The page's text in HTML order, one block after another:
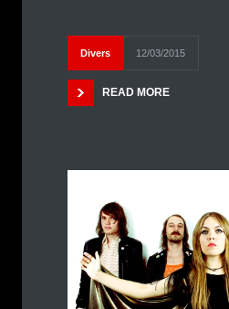
Divers 12/03/2015
READ MORE